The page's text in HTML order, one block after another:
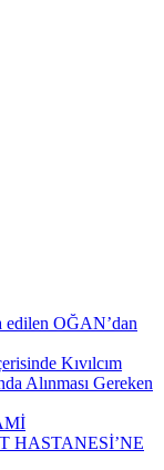
edilen OĞAN’dan
Kıvılcım
Alınması Gereken
HASTANESİ’NE